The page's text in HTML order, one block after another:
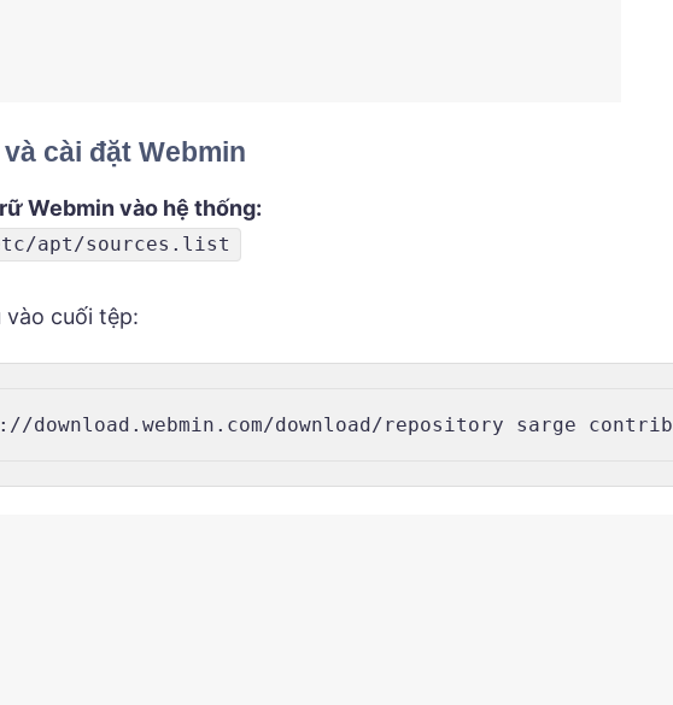
cài đặt Webmin
Webmin vào hệ thống:
apt/sources.list
vào cuối tệp:
download.webmin.com/download/repository sarge contrib